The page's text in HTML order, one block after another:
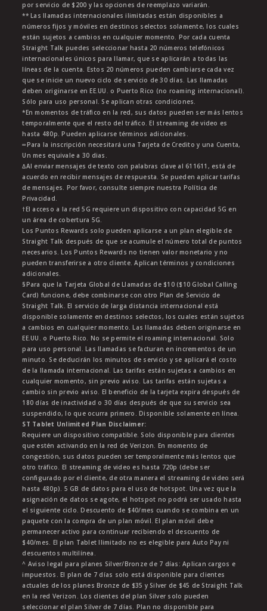
por servicio de $200 y las opciones de reemplazo variarán.
** Las llamadas internacionales ilimitadas están disponibles a
números fijos y móviles en destinos selectos solamente, los cuales
están sujetos a cambios en cualquier momento. Por cada cuenta
Straight Talk puedes seleccionar hasta 20 números telefónicos
internacionales únicos para llamar, que se aplicarán a todas las
líneas de la cuenta. Estos 20 números pueden cambiarse cada vez
que se inicie un nuevo ciclo de servicio de 30 días. Las llamadas
deben originarse en EE.UU. o Puerto Rico (no roaming internacional).
Sólo para uso personal. Se aplican otras condiciones.
*En momentos de tráfico en la red, sus datos pueden ser más lentos
temporalmente que el resto del tráfico. El streaming de video es
hasta 480p. Pueden aplicarse términos adicionales.
∞Para la inscripción necesitará una Tarjeta de Credito y una Cuenta,
Un mes equivale a 30 dias.
∆Al enviar mensajes de texto con palabras clave al 611611, está de
acuerdo en recibir mensajes de respuesta. Se pueden aplicar tarifas
de mensajes. Por favor, consulte siempre nuestra Política de
Privacidad.
†El acceso a la red 5G requiere un dispositivo con capacidad 5G en
un área de cobertura 5G.
Los Puntos Rewards solo pueden aplicarse a un plan elegible de
Straight Talk después de que se acumule el número total de puntos
necesarios. Los Puntos Rewards no tienen valor monetario y no
pueden transferirse a otro cliente. Aplican términos y condiciones
adicionales.
§Para que la Tarjeta Global de Llamadas de $10 ($10 Global Calling
Card) funcione, debe combinarse con otro Plan de Servicio de
Straight Talk. El servicio de larga distancia internacional está
disponible solamente en destinos selectos, los cuales están sujetos
a cambios en cualquier momento. Las llamadas deben originarse en
EE.UU. o Puerto Rico. No se permite el roaming internacional. Solo
para uso personal. Las llamadas se facturan en incrementos de un
minuto. Se deducirán los minutos de servicio y se aplicará el costo
de la llamada internacional. Las tarifas están sujetas a cambios en
cualquier momento, sin previo aviso. Las tarifas están sujetas a
cambio sin previo aviso. El beneficio de la tarjeta expira después de
180 días de inactividad o 30 días después de que su servicio sea
suspendido, lo que ocurra primero. Disponible solamente en línea.
ST Tablet Unlimited Plan Disclaimer:
Requiere un dispositivo compatible. Solo disponible para clientes
que estén activando en la red de Verizon. En momento de
congestión, sus datos pueden ser temporalmente más lentos que
otro tráfico. El streaming de video es hasta 720p (debe ser
configurado por el cliente, de otra manera el streaming de video será
hasta 480p). 5 GB de datos para el uso de hotspot. Una vez que la
asignación de datos se agote, el hotspot no podrá ser usado hasta
el siguiente ciclo. Descuento de $40/mes cuando se combina en un
paquete con la compra de un plan móvil. El plan móvil debe
permanecer activo para continuar recibiendo el descuento de
$40/mes. El plan Tablet Ilimitado no es elegible para Auto Pay ni
descuentos multilínea.
^ Aviso legal para planes Silver/Bronze de 7 días: Aplican cargos e
impuestos. El plan de 7 días solo está disponible para clientes
actuales de los planes Bronze de $35 y Silver de $45 de Straight Talk
en la red Verizon. Los clientes del plan Silver solo pueden
seleccionar el plan Silver de 7 días. Plan no disponible para